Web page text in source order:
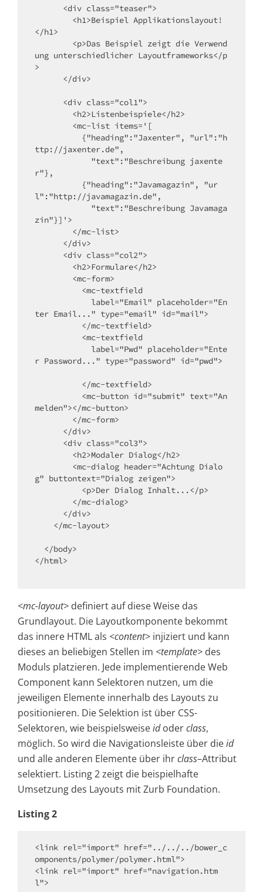
</h1>
ung unterschiedlicher Layoutframeworks</p
>
ttp://jaxenter.de",
r"},
l":"http://javamagazin.de",
zin"}]'>
ter Email..." type="email" id="mail">
r Password..." type="password" id="pwd">
melden"></mc-button>
g" buttontext="Dialog zeigen">
</html>
<mc-layout> definiert auf diese Weise das
Grundlayout. Die Layoutkomponente bekommt
das innere HTML als <content> injiziert und kann
dieses an beliebigen Stellen im <template> des
Moduls platzieren. Jede implementierende Web
Component kann Selektoren nutzen, um die
jeweiligen Elemente innerhalb des Layouts zu
positionieren. Die Selektion ist über CSS-
Selektoren, wie beispielsweiseidoderclass,
möglich. So wird die Navigationsleiste über dieid
und alle anderen Elemente über ihrclass–Attribut
selektiert. Listing 2 zeigt die beispielhafte
Umsetzung des Layouts mit Zurb Foundation.
Listing 2
<link rel="import" href="../../../bower_c
omponents/polymer/polymer.html">
<link rel="import" href="navigation.htm
l">